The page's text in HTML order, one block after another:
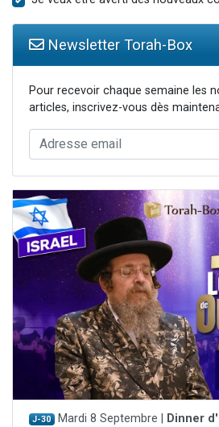
Newsletter Torah-Box
Pour recevoir chaque semaine les
articles, inscrivez-vous dès
J-30 Mardi 8 Septembre |
Dinner